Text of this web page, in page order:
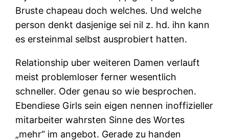
Bruste chapeau doch welches. Und welche
person denkt dasjenige sei nil z. hd. ihn kann
es ersteinmal selbst ausprobiert hatten.
Relationship uber weiteren Damen verlauft
meist problemloser ferner wesentlich
schneller. Oder genau so wie besprochen.
Ebendiese Girls sein eigen nennen inoffizieller
mitarbeiter wahrsten Sinne des Wortes
„mehr“ im angebot. Gerade zu handen